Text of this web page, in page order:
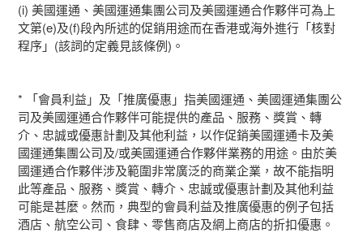
(i) 美國運通、美國運通集團公司及美國運通合作夥伴可為上
文第(e)及(f)段內所述的促銷用途而在香港或海外進行「核對
程序」(該詞的定義見該條例)。
* 「會員利益」及「推廣優惠」指美國運通、美國運通集團公
司及美國運通合作夥伴可能提供的產品、服務、獎賞、轉
介、忠誠或優惠計劃及其他利益，以作促銷美國運通卡及美
國運通集團公司及/或美國運通合作夥伴業務的用途。由於美
國運通合作夥伴涉及範圍非常廣泛的商業企業，故不能指明
此等產品、服務、獎賞、轉介、忠誠或優惠計劃及其他利益
可能是甚麼。然而，典型的會員利益及推廣優惠的例子包括
酒店、航空公司、食肆、零售商店及網上商店的折扣優惠。